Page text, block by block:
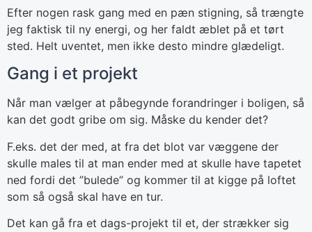
Efter nogen rask gang med en pæn stigning, så trængte
jeg faktisk til ny energi, og her faldt æblet på et tørt
sted. Helt uventet, men ikke desto mindre glædeligt.
Gang i et projekt
Når man vælger at påbegynde forandringer i boligen, så
kan det godt gribe om sig. Måske du kender det?
F.eks. det der med, at fra det blot var væggene der
skulle males til at man ender med at skulle have tapetet
ned fordi det ”bulede” og kommer til at kigge på loftet
som så også skal have en tur.
Det kan gå fra et dags-projekt til et, der strækker sig